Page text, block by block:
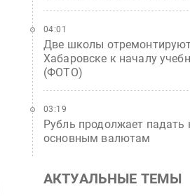
Две школы
Хабаровске к началу
(ФОТО)
04:01
Рубль продолжает падать
основным валютам
03:19
АКТУАЛЬНЫЕ ТЕМЫ